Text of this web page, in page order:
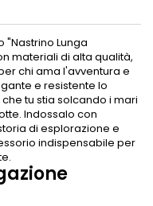
"Nastrino Lunga
materiali di alta qualità,
chi ama l'avventura e
e resistente lo
tu stia solcando i mari
Indossalo con
di esplorazione e
indispensabile per